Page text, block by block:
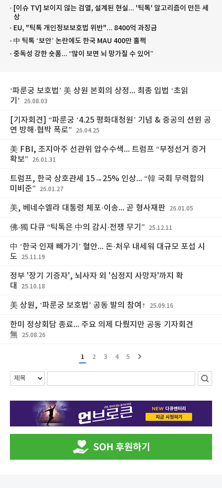
[이슈 TV] 보이지 않는 검열, 설계된 현실... '틱톡' 알고리즘이 만든 세
상
EU, "틱톡 개인정보보호법 위반"... 8400억 과징금
中 틱톡 ‘보안’ 논란에도 한국 MAU 400만 훌쩍
중독성 강한 숏폼... “많이 보면 뇌 망가질 수 있어”
‘파룬궁 보호법’ 美 상원 본회의 상정... 최종 입법 ‘초읽
기’
26.08.03
[기자회견] “파룬궁 ‘4.25 평화대청원’ 기념 & 중공의 션윈 공
연 방해·협박 폭로”
26.04.25
美 FBI, 조지아주 선관위 압수수색... 트럼프 “부정선거 증거
확보”
26.01.31
트럼프, 한국 상호관세 15→25% 인상... “韓 국회 무력합의
미비준”
26.01.27
美, 베네수엘라 대통령 체포·이송... 곧 형사재판 26.01.05
佛·獨 다큐 “틱톡은 中의 감시·전쟁 무기” 25.12.11
中 ‘한국 인재 빼가기’ 혈안... 돈·처우 내세워 대규모 포섭 시
도
25.11.19
정부 '장기 기증자', 뇌사자 외 '심정지 사망자'까지 확
대
25.10.18
美 상원, ‘파룬궁 보호법’ 공동 발의 참여↑ 25.09.16
한미 정상회담 종료... 주요 의제 다뤘지만 공동 기자회견
無
25.08.26
1 2 3 4 5